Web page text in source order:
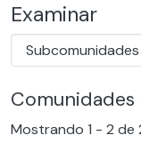
Examinar
Mostrando 1 - 2 de